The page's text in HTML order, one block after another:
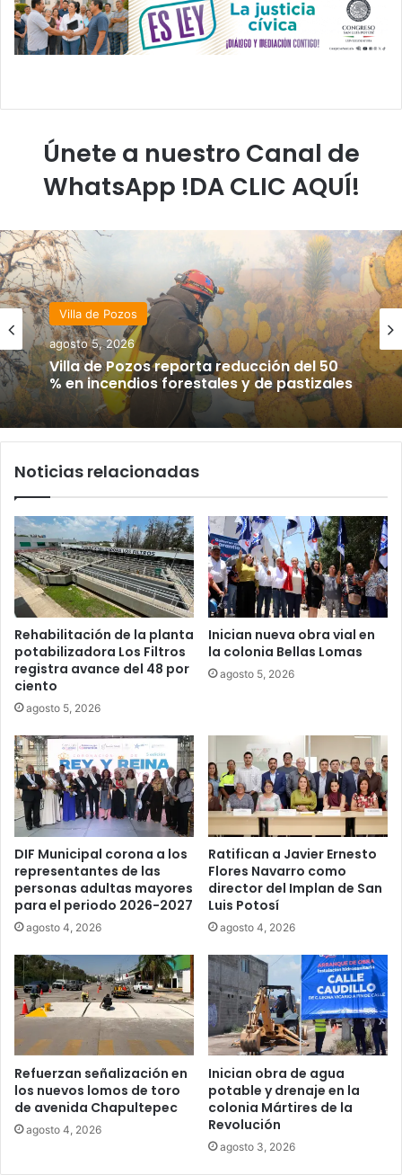
Únete a nuestro Canal de
WhatsApp !DA CLIC AQUÍ!
Villa de Pozos
agosto 5, 2026
Villa de Pozos reporta reducción del 50
% en incendios forestales y de pastizales
Noticias relacionadas
Rehabilitación de la planta
potabilizadora Los Filtros
registra avance del 48 por
ciento
agosto 5, 2026
Inician nueva obra vial en
la colonia Bellas Lomas
agosto 5, 2026
DIF Municipal corona a los
representantes de las
personas adultas mayores
para el periodo 2026-2027
agosto 4, 2026
Ratifican a Javier Ernesto
Flores Navarro como
director del Implan de San
Luis Potosí
agosto 4, 2026
Refuerzan señalización en
los nuevos lomos de toro
de avenida Chapultepec
agosto 4, 2026
Inician obra de agua
potable y drenaje en la
colonia Mártires de la
Revolución
agosto 3, 2026